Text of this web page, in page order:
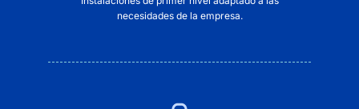
necesidades de la empresa.